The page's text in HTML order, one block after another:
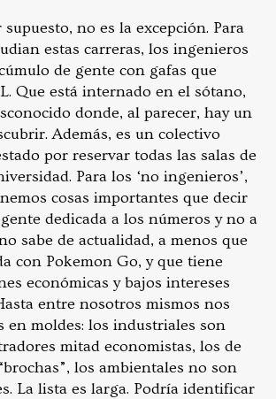
no es la excepción. Para
estas carreras, los ingenieros
de gente con gafas que
Que está internado en el sótano,
donde, al parecer, hay un
Además, es un colectivo
por reservar todas las salas de
Para los ‘no ingenieros’,
cosas importantes que decir
dedicada a los números y no a
sabe de actualidad, a menos que
con Pokemon Go, y que tiene
económicas y bajos intereses
entre nosotros mismos nos
en moldes: los industriales son
mitad economistas, los de
los ambientales no son
La lista es larga. Podría identificar